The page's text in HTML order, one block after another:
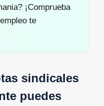
¡Comprueba
te
sindicales
puedes